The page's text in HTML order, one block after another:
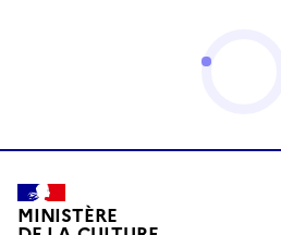
MINISTÈRE